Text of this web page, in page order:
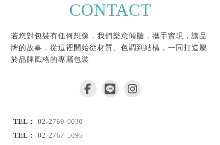
CONTACT
若您對包裝有任何想像，我們樂意傾聽，攜手實現，讓品
牌的故事，從這裡開始從材質、色調到結構，一同打造屬
於品牌風格的專屬包裝
02-2769-0030
02-2767-5095